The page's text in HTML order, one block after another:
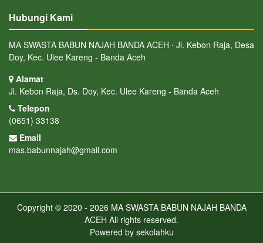
Hubungi Kami
MA SWASTA BABUN NAJAH BANDA ACEH ⋅ Jl. Kebon Raja, Desa
Doy, Kec. Ulee Kareng - Banda Aceh
Alamat
Jl. Kebon Raja, Ds. Doy, Kec. Ulee Kareng - Banda Aceh
Telepon
(0651) 33138
Email
mas.babunnajah@gmail.com
Copyright © 2020 - 2026 MA SWASTA BABUN NAJAH BANDA
ACEH All rights reserved.
Powered by sekolahku